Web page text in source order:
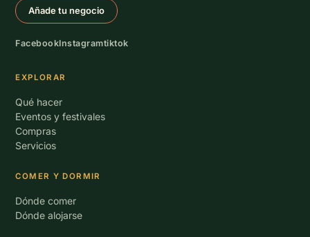
Añade tu negocio
FacebookInstagramtiktok
EXPLORAR
Qué hacer
Eventos y festivales
Compras
Servicios
COMER Y DORMIR
Dónde comer
Dónde alojarse